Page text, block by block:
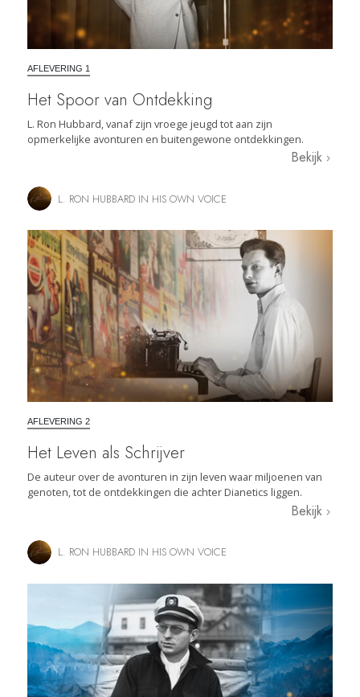
AFLEVERING 1
Het Spoor van Ontdekking
L. Ron Hubbard, vanaf zijn vroege jeugd tot aan zijn
opmerkelijke avonturen en buitengewone ontdekkingen.
Bekijk
L. RON HUBBARD IN HIS OWN VOICE
AFLEVERING 2
Het Leven als Schrijver
De auteur over de avonturen in zijn leven waar miljoenen van
genoten, tot de ontdekkingen die achter Dianetics liggen.
Bekijk
L. RON HUBBARD IN HIS OWN VOICE